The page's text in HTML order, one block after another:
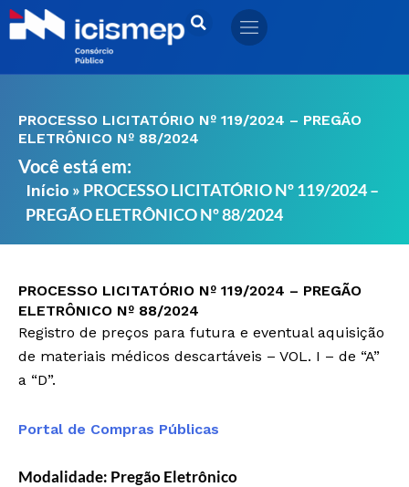
Ir
para
PROCESSO LICITATÓRIO Nº 119/2024 – PREGÃO
ELETRÔNICO Nº 88/2024
Você está em:
Início » PROCESSO LICITATÓRIO Nº 119/2024 –
PREGÃO ELETRÔNICO Nº 88/2024
PROCESSO LICITATÓRIO Nº 119/2024 – PREGÃO
ELETRÔNICO Nº 88/2024
Registro de preços para futura e eventual aquisição
de materiais médicos descartáveis – VOL. I – de “A”
a “D”.
Portal de Compras Públicas
Modalidade: Pregão Eletrônico